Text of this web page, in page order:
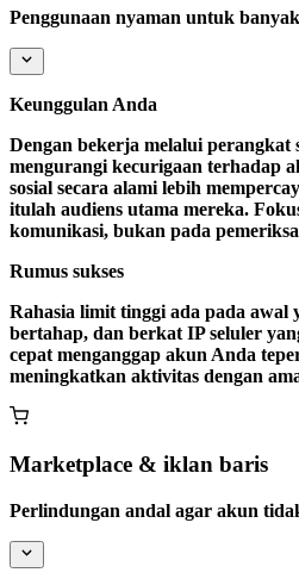
Penggunaan nyaman untuk
Keunggulan Anda
Dengan bekerja melalui perangkat
mengurangi kecurigaan terhadap
sosial secara alami lebih
itulah audiens utama mereka.
komunikasi, bukan pada
Rumus sukses
Rahasia limit tinggi ada pada awal
bertahap, dan berkat IP seluler
cepat menganggap akun Anda
meningkatkan aktivitas dengan
Marketplace & iklan baris
Perlindungan andal agar akun